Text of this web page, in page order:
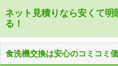
ネット見積りなら安くて明
る！
食洗機交換は安心のコミコミ